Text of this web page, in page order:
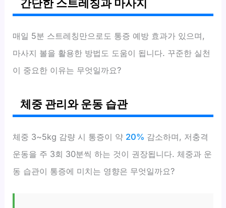
간단한 스트레칭과 마사지
매일 5분 스트레칭만으로도 통증 예방 효과가 있으며,
마사지 볼을 활용한 방법도 도움이 됩니다. 꾸준한 실천
이 중요한 이유는 무엇일까요?
체중 관리와 운동 습관
체중 3~5kg 감량 시 통증이 약 20% 감소하며, 저충격
운동을 주 3회 30분씩 하는 것이 권장됩니다. 체중과 운
동 습관이 통증에 미치는 영향은 무엇일까요?